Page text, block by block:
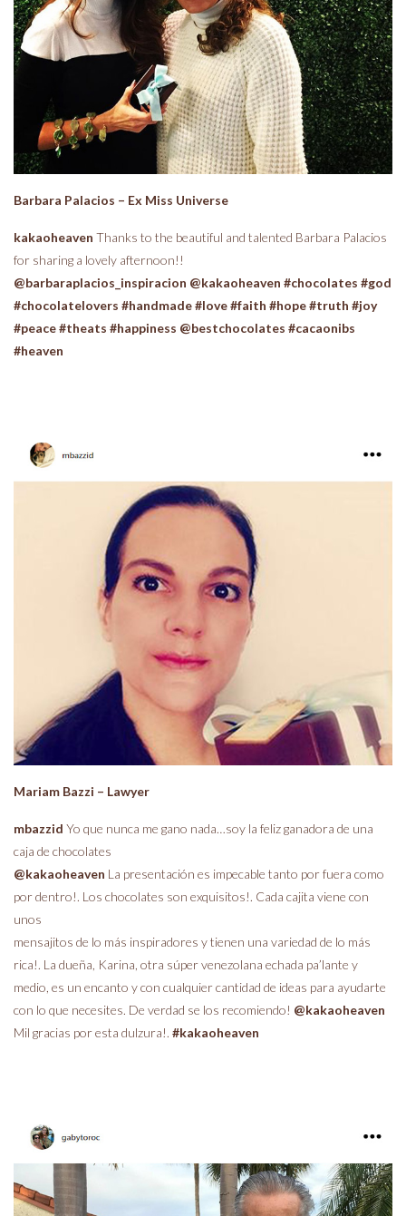
Barbara Palacios – Ex Miss Universe
kakaoheaven Thanks to the beautiful and talented Barbara Palacios
for sharing a lovely afternoon!!
@barbaraplacios_inspiracion @kakaoheaven #chocolates #god
#chocolatelovers #handmade#love#faith #hope#truth #joy
#peace#theats #happiness @bestchocolates #cacaonibs
#heaven
Mariam Bazzi – Lawyer
mbazzid Yo que nunca me gano nada…soy la feliz ganadora de una
caja de chocolates
@kakaoheaven La presentación es impecable tanto por fuera como
por dentro!. Los chocolates son exquisitos!. Cada cajita viene con
unos
mensajitos de lo más inspiradores y tienen una variedad de lo más
rica!. La dueña, Karina, otra súper venezolana echada pa’lante y
medio, es un encanto y con cualquier cantidad de ideas para ayudarte
con lo que necesites. De verdad se los recomiendo! @kakaoheaven
Mil gracias por esta dulzura!. #kakaoheaven